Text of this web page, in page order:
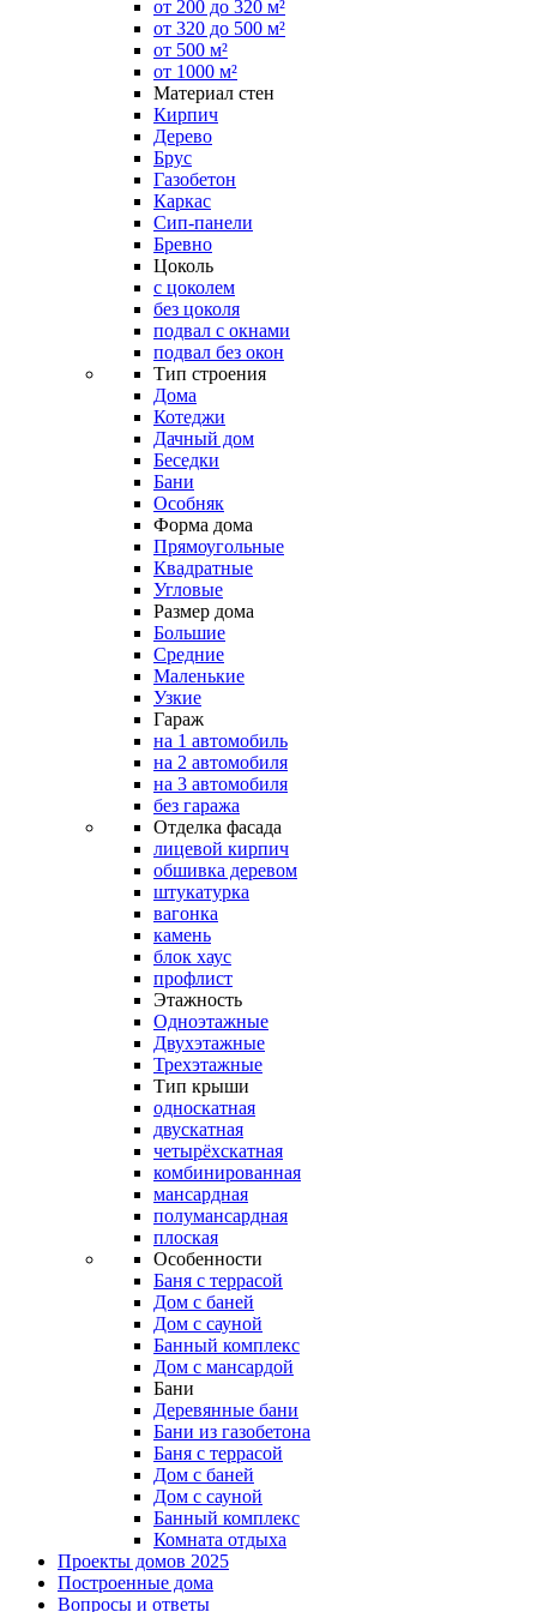
от 200 до 320 м²
от 320 до 500 м²
от 500 м²
от 1000 м²
Материал стен
Кирпич
Дерево
Брус
Газобетон
Каркас
Сип-панели
Бревно
Цоколь
с цоколем
без цоколя
подвал с окнами
подвал без окон
Тип строения
Дома
Котеджи
Дачный дом
Беседки
Бани
Особняк
Форма дома
Прямоугольные
Квадратные
Угловые
Размер дома
Большие
Средние
Маленькие
Узкие
Гараж
на 1 автомобиль
на 2 автомобиля
на 3 автомобиля
без гаража
Отделка фасада
лицевой кирпич
обшивка деревом
штукатурка
вагонка
камень
блок хаус
профлист
Этажность
Одноэтажные
Двухэтажные
Трехэтажные
Тип крыши
односкатная
двускатная
четырёхскатная
комбинированная
мансардная
полумансардная
плоская
Особенности
Баня с террасой
Дом с баней
Дом с сауной
Банный комплекс
Дом с мансардой
Бани
Деревянные бани
Бани из газобетона
Баня с террасой
Дом с баней
Дом с сауной
Банный комплекс
Комната отдыха
Проекты домов 2025
Построенные дома
Вопросы и ответы